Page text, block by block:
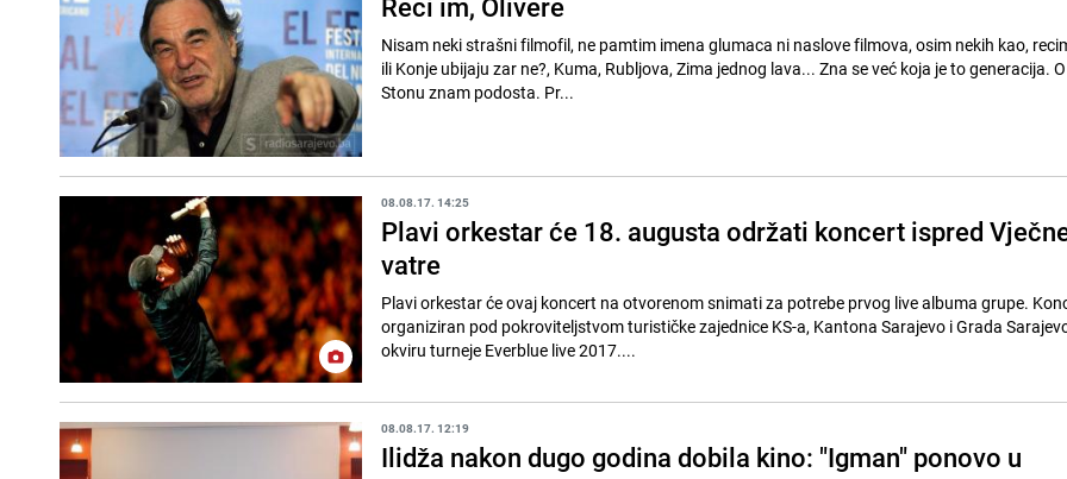
Nisam neki strašni filmofil, ne pamtim imena glumaca ni naslove filmova, osim nekih kao,
ili Konje ubijaju zar ne?, Kuma, Rubljova, Zima jednog lava... Zna se već koja je to generacija.
Stonu znam podosta. Pr...
08.08.17. 14:25
Plavi orkestar će 18. augusta održati koncert ispred
vatre
Plavi orkestar će ovaj koncert na otvorenom snimati za potrebe prvog live albuma grupe.
organiziran pod pokroviteljstvom turističke zajednice KS-a, Kantona Sarajevo i Grada
okviru turneje Everblue live 2017....
08.08.17. 12:19
Ilidža nakon dugo godina dobila kino: "Igman" ponovo u